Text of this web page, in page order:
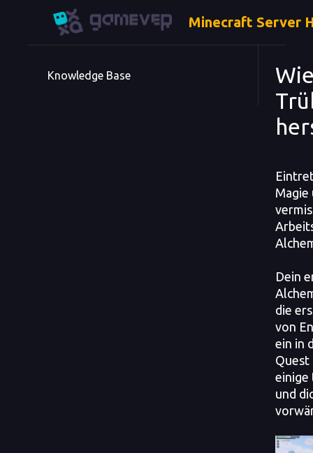
Minecraft Server
Knowledge Base
Magie
Dein
die
von
ein in
Quest
einige
und